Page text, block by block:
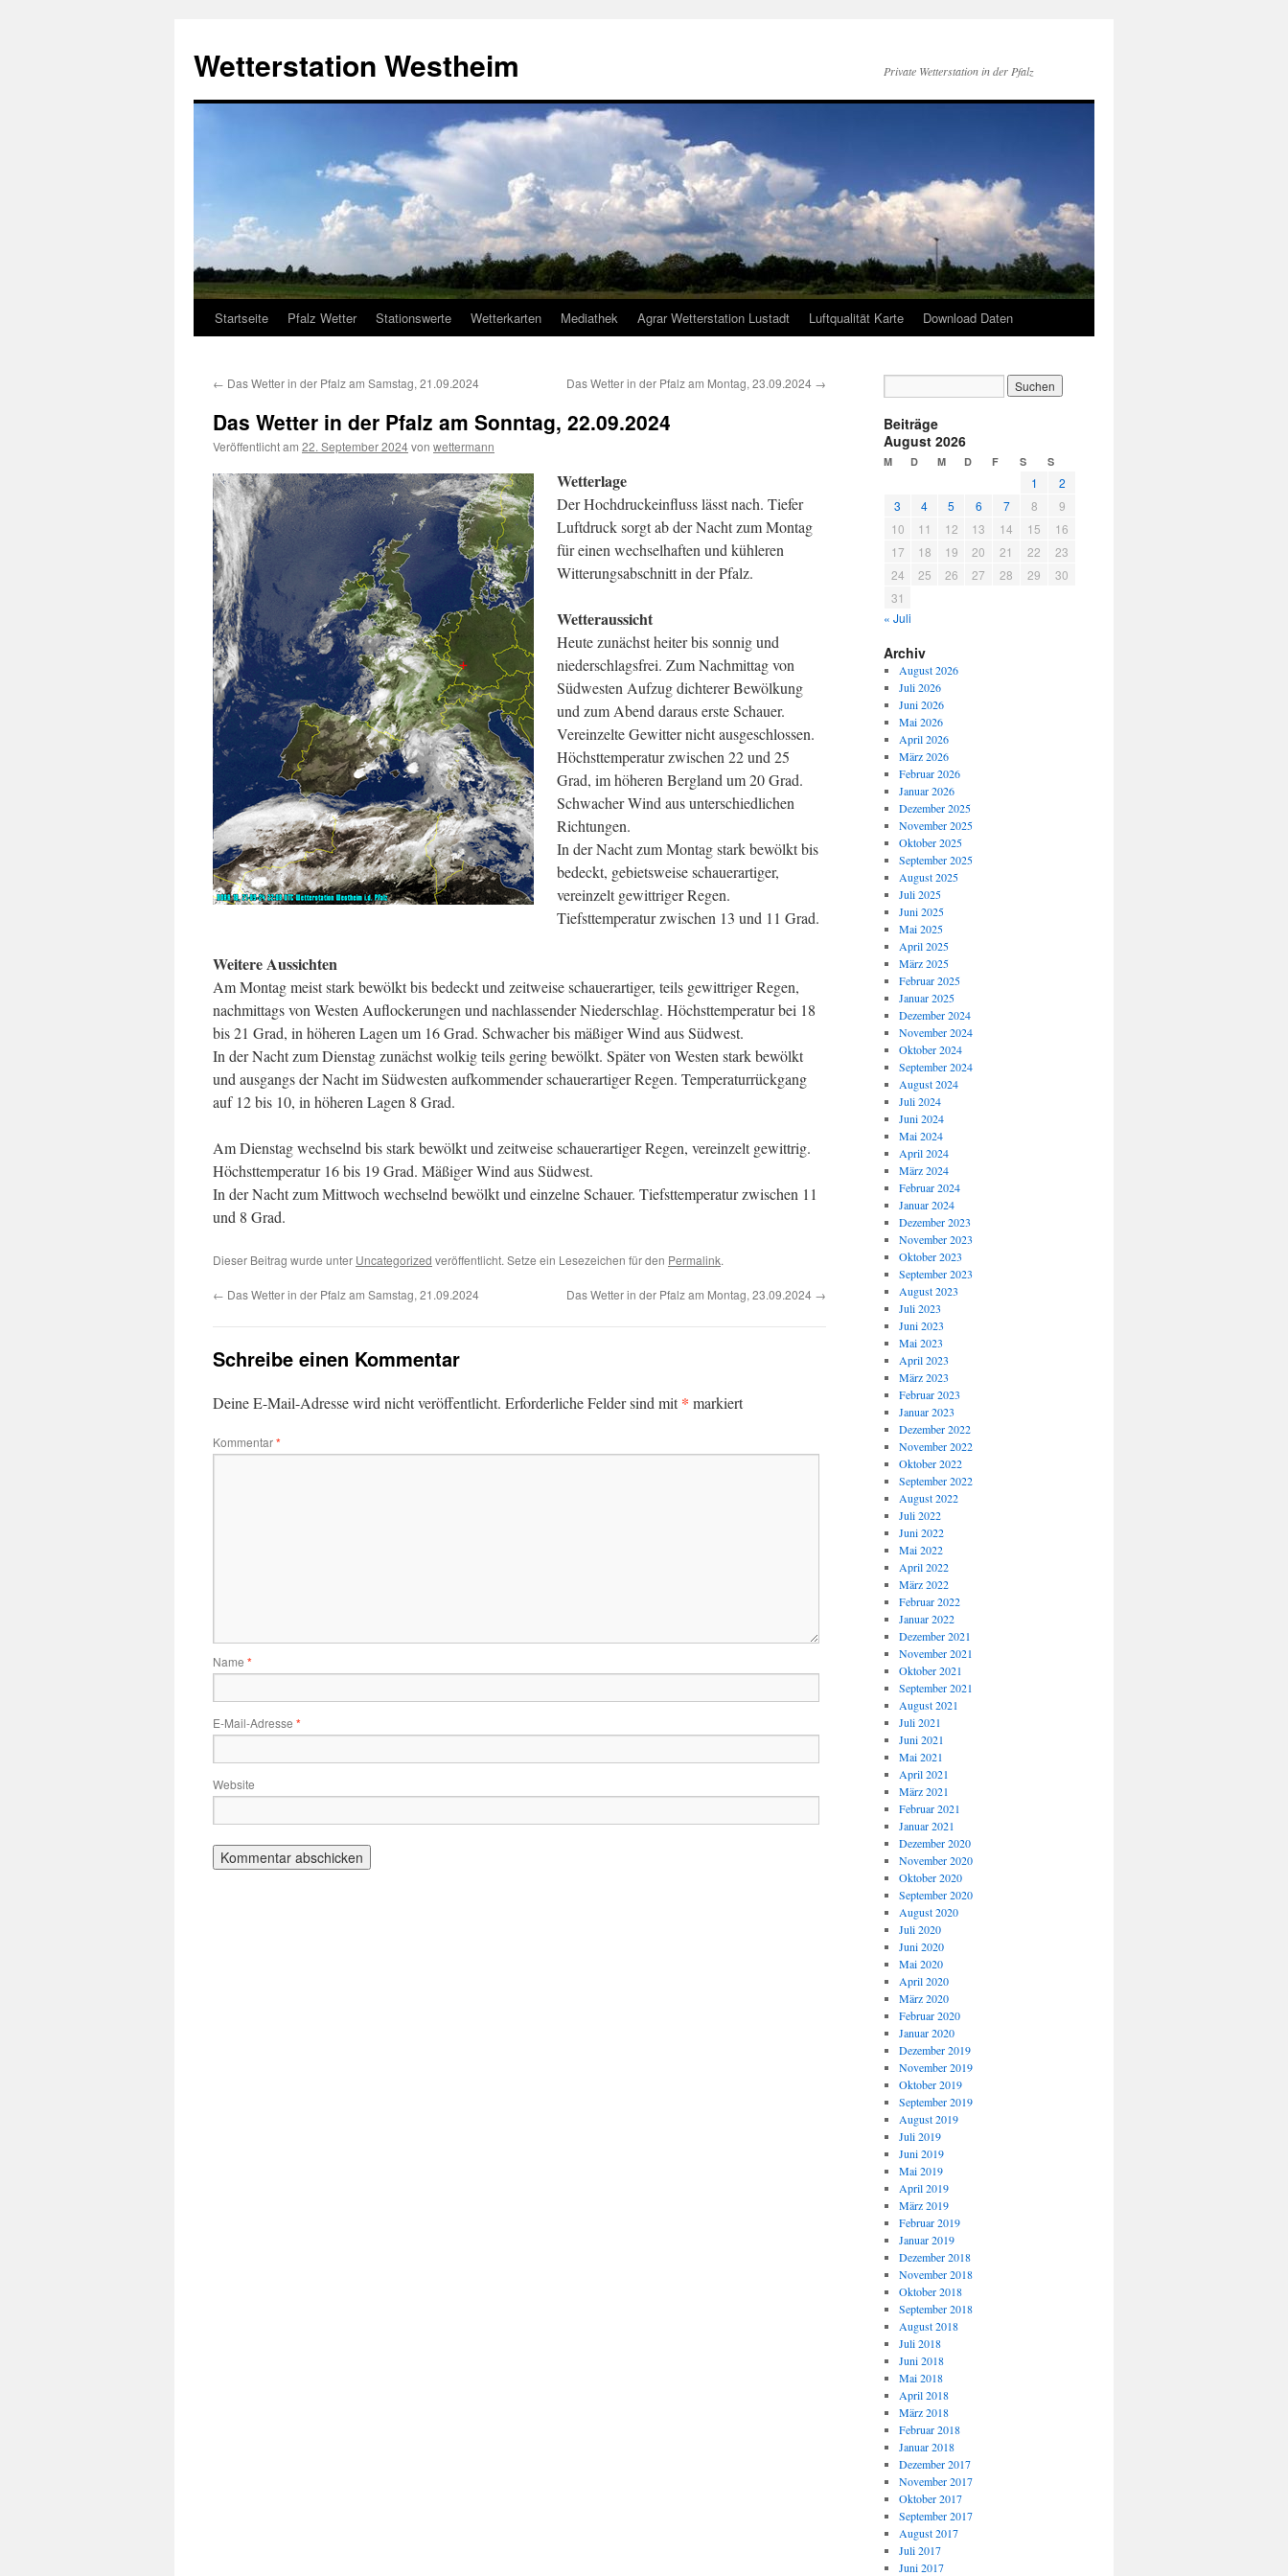
springen
Wetterstation Westheim Private Wetterstation in der Pfalz
Startseite Pfalz Wetter Stationswerte Wetterkarten Mediathek Agrar Wetterstation Lustadt Luftqualität Karte Download Daten
← Das Wetter in der Pfalz am Samstag, 21.09.2024 Das Wetter in der Pfalz am Montag, 23.09.2024 →
Das Wetter in der Pfalz am Sonntag, 22.09.2024
Veröffentlicht am 22. September 2024von wettermann
Wetterlage
Der Hochdruckeinfluss lässt nach. Tiefer
Luftdruck sorgt ab der Nacht zum Montag
für einen wechselhaften und kühleren
Witterungsabschnitt in der Pfalz.
Wetteraussicht
Heute zunächst heiter bis sonnig und
niederschlagsfrei. Zum Nachmittag von
Südwesten Aufzug dichterer Bewölkung
und zum Abend daraus erste Schauer.
Vereinzelte Gewitter nicht ausgeschlossen.
Höchsttemperatur zwischen 22 und 25
Grad, im höheren Bergland um 20 Grad.
Schwacher Wind aus unterschiedlichen
Richtungen.
In der Nacht zum Montag stark bewölkt bis
bedeckt, gebietsweise schauerartiger,
vereinzelt gewittriger Regen.
Tiefsttemperatur zwischen 13 und 11 Grad.
Weitere Aussichten
Am Montag meist stark bewölkt bis bedeckt und zeitweise schauerartiger, teils gewittriger Regen,
nachmittags von Westen Auflockerungen und nachlassender Niederschlag. Höchsttemperatur bei 18
bis 21 Grad, in höheren Lagen um 16 Grad. Schwacher bis mäßiger Wind aus Südwest.
In der Nacht zum Dienstag zunächst wolkig teils gering bewölkt. Später von Westen stark bewölkt
und ausgangs der Nacht im Südwesten aufkommender schauerartiger Regen. Temperaturrückgang
auf 12 bis 10, in höheren Lagen 8 Grad.
Am Dienstag wechselnd bis stark bewölkt und zeitweise schauerartiger Regen, vereinzelt gewittrig.
Höchsttemperatur 16 bis 19 Grad. Mäßiger Wind aus Südwest.
In der Nacht zum Mittwoch wechselnd bewölkt und einzelne Schauer. Tiefsttemperatur zwischen 11
und 8 Grad.
Dieser Beitrag wurde unter Uncategorized veröffentlicht. Setze ein Lesezeichen für den Permalink.
← Das Wetter in der Pfalz am Samstag, 21.09.2024 Das Wetter in der Pfalz am Montag, 23.09.2024 →
Schreibe einen Kommentar
Deine E-Mail-Adresse wird nicht veröffentlicht. Erforderliche Felder sind mit* markiert
Kommentar*
Name *
E-Mail-Adresse *
Website
Beiträge
August 2026
M D M D F S S
1
2
3
4 5 6 7 8
9
10
11 12 13 14 15
16
17
18 19 20 21 22
23
24
25 26 27 28 29
30
31
« Juli
Archiv
August 2026
Juli 2026
Juni 2026
Mai 2026
April 2026
März 2026
Februar 2026
Januar 2026
Dezember 2025
November 2025
Oktober 2025
September 2025
August 2025
Juli 2025
Juni 2025
Mai 2025
April 2025
März 2025
Februar 2025
Januar 2025
Dezember 2024
November 2024
Oktober 2024
September 2024
August 2024
Juli 2024
Juni 2024
Mai 2024
April 2024
März 2024
Februar 2024
Januar 2024
Dezember 2023
November 2023
Oktober 2023
September 2023
August 2023
Juli 2023
Juni 2023
Mai 2023
April 2023
März 2023
Februar 2023
Januar 2023
Dezember 2022
November 2022
Oktober 2022
September 2022
August 2022
Juli 2022
Juni 2022
Mai 2022
April 2022
März 2022
Februar 2022
Januar 2022
Dezember 2021
November 2021
Oktober 2021
September 2021
August 2021
Juli 2021
Juni 2021
Mai 2021
April 2021
März 2021
Februar 2021
Januar 2021
Dezember 2020
November 2020
Oktober 2020
September 2020
August 2020
Juli 2020
Juni 2020
Mai 2020
April 2020
März 2020
Februar 2020
Januar 2020
Dezember 2019
November 2019
Oktober 2019
September 2019
August 2019
Juli 2019
Juni 2019
Mai 2019
April 2019
März 2019
Februar 2019
Januar 2019
Dezember 2018
November 2018
Oktober 2018
September 2018
August 2018
Juli 2018
Juni 2018
Mai 2018
April 2018
März 2018
Februar 2018
Januar 2018
Dezember 2017
November 2017
Oktober 2017
September 2017
August 2017
Juli 2017
Juni 2017